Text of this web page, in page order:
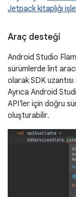
Jetpack kitaplığı
Araç desteği
Android Studio
sürümlerde lint
olarak SDK
Ayrıca Android
API'ler için doğru
oluşturabilir.